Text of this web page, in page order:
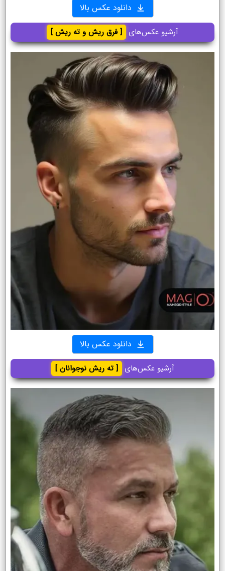
دانلود عکس بالا
آرشیو عکس‌های [ فرق ریش و ته ریش ]
دانلود عکس بالا
آرشیو عکس‌های [ ته ریش نوجوانان ]